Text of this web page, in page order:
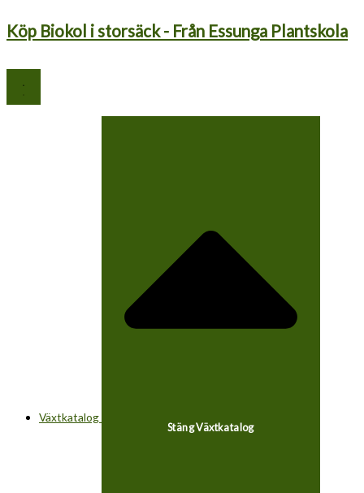
innehåll
Köp Biokol i storsäck - Från Essunga Plantskola
Växtkatalog
Stäng Växtkatalog